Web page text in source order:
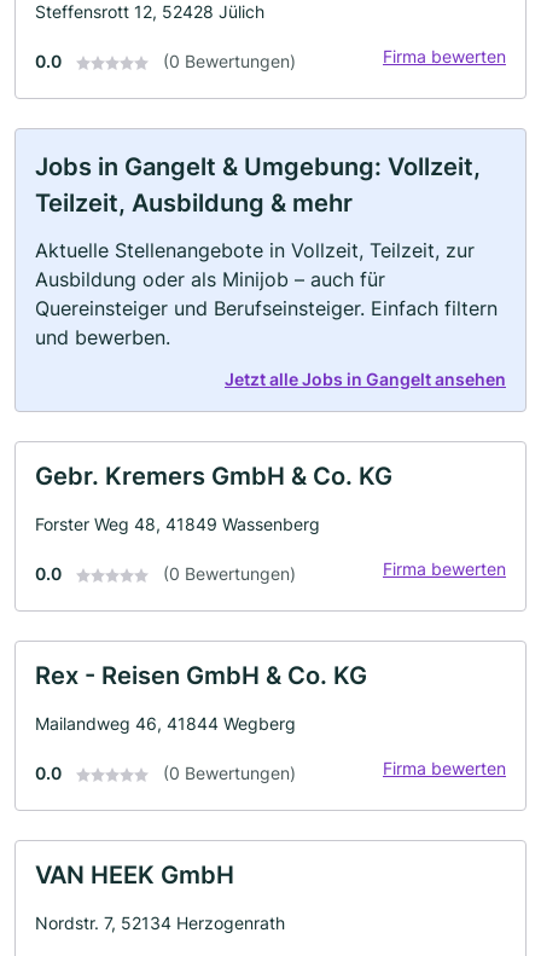
Steffensrott 12, 52428 Jülich
0.0 (0 Bewertungen) Firma bewerten
Jobs in Gangelt & Umgebung: Vollzeit,
Teilzeit, Ausbildung & mehr
Aktuelle Stellenangebote in Vollzeit, Teilzeit, zur
Ausbildung oder als Minijob – auch für
Quereinsteiger und Berufseinsteiger. Einfach filtern
und bewerben.
Jetzt alle Jobs in Gangelt ansehen
Gebr. Kremers GmbH & Co. KG
Forster Weg 48, 41849 Wassenberg
0.0 (0 Bewertungen) Firma bewerten
Rex - Reisen GmbH & Co. KG
Mailandweg 46, 41844 Wegberg
0.0 (0 Bewertungen) Firma bewerten
VAN HEEK GmbH
Nordstr. 7, 52134 Herzogenrath